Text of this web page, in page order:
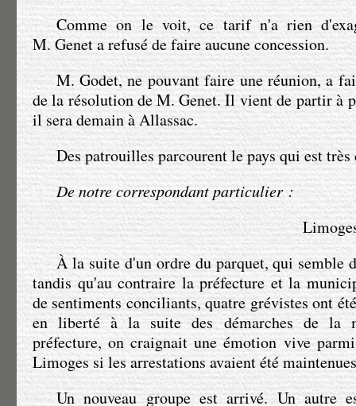
Comme on le voit, ce tarif n'a rien
M. Geneta refusé de faire aucune concession.
M. Godet, ne pouvant faire une réunion, a
de la résolution deM. Genet. Il vient de partir à
il sera demain à Allassac.
Des patrouilles parcourent le pays qui est très
De notre correspondant particulier :
À la suite d'un ordre du parquet, qui semble
tandis qu'au contraire la préfecture et la
de sentiments conciliants, quatre grévistes ont
en liberté à la suite des démarches de la
préfecture, on craignait une émotion vive
Limoges si les arrestations avaient été
Un nouveau groupe est arrivé. Un autre